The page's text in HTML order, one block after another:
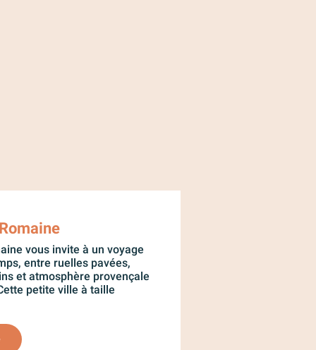
vous invite à un voyage
entre ruelles pavées,
et atmosphère provençale
petite ville à taille